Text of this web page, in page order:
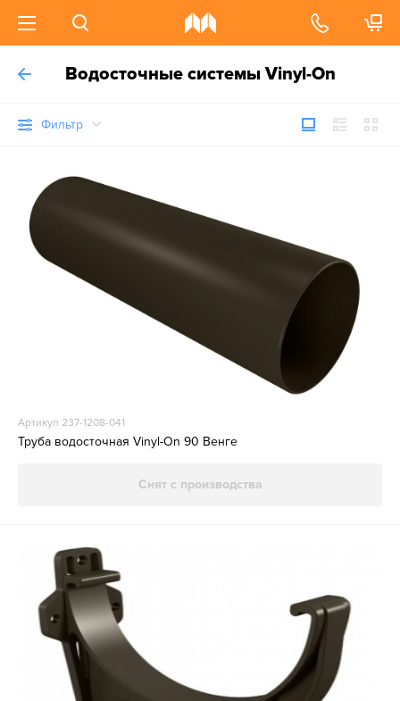
Водосточные системы Vinyl-On
Фильтр
Артикул 237-1208-041
Труба водосточная Vinyl-On 90 Венге
Снят с производства